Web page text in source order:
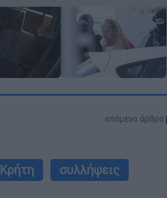
επόμενο άρθρο
Κρήτη
συλλήψεις